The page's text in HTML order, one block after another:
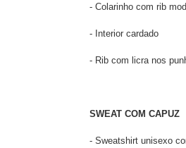
- Colarinho com rib
- Interior cardado
- Rib com licra nos
SWEAT COM CAPUZ
- Sweatshirt unisexo